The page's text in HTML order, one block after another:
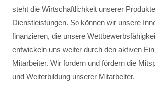
steht die Wirtschaftlichkeit unserer
Dienstleistungen. So können wir unsere
finanzieren, die unsere
entwickeln uns weiter durch den aktiven
Mitarbeiter. Wir fordern und fördern die
und Weiterbildung unserer Mitarbeiter.